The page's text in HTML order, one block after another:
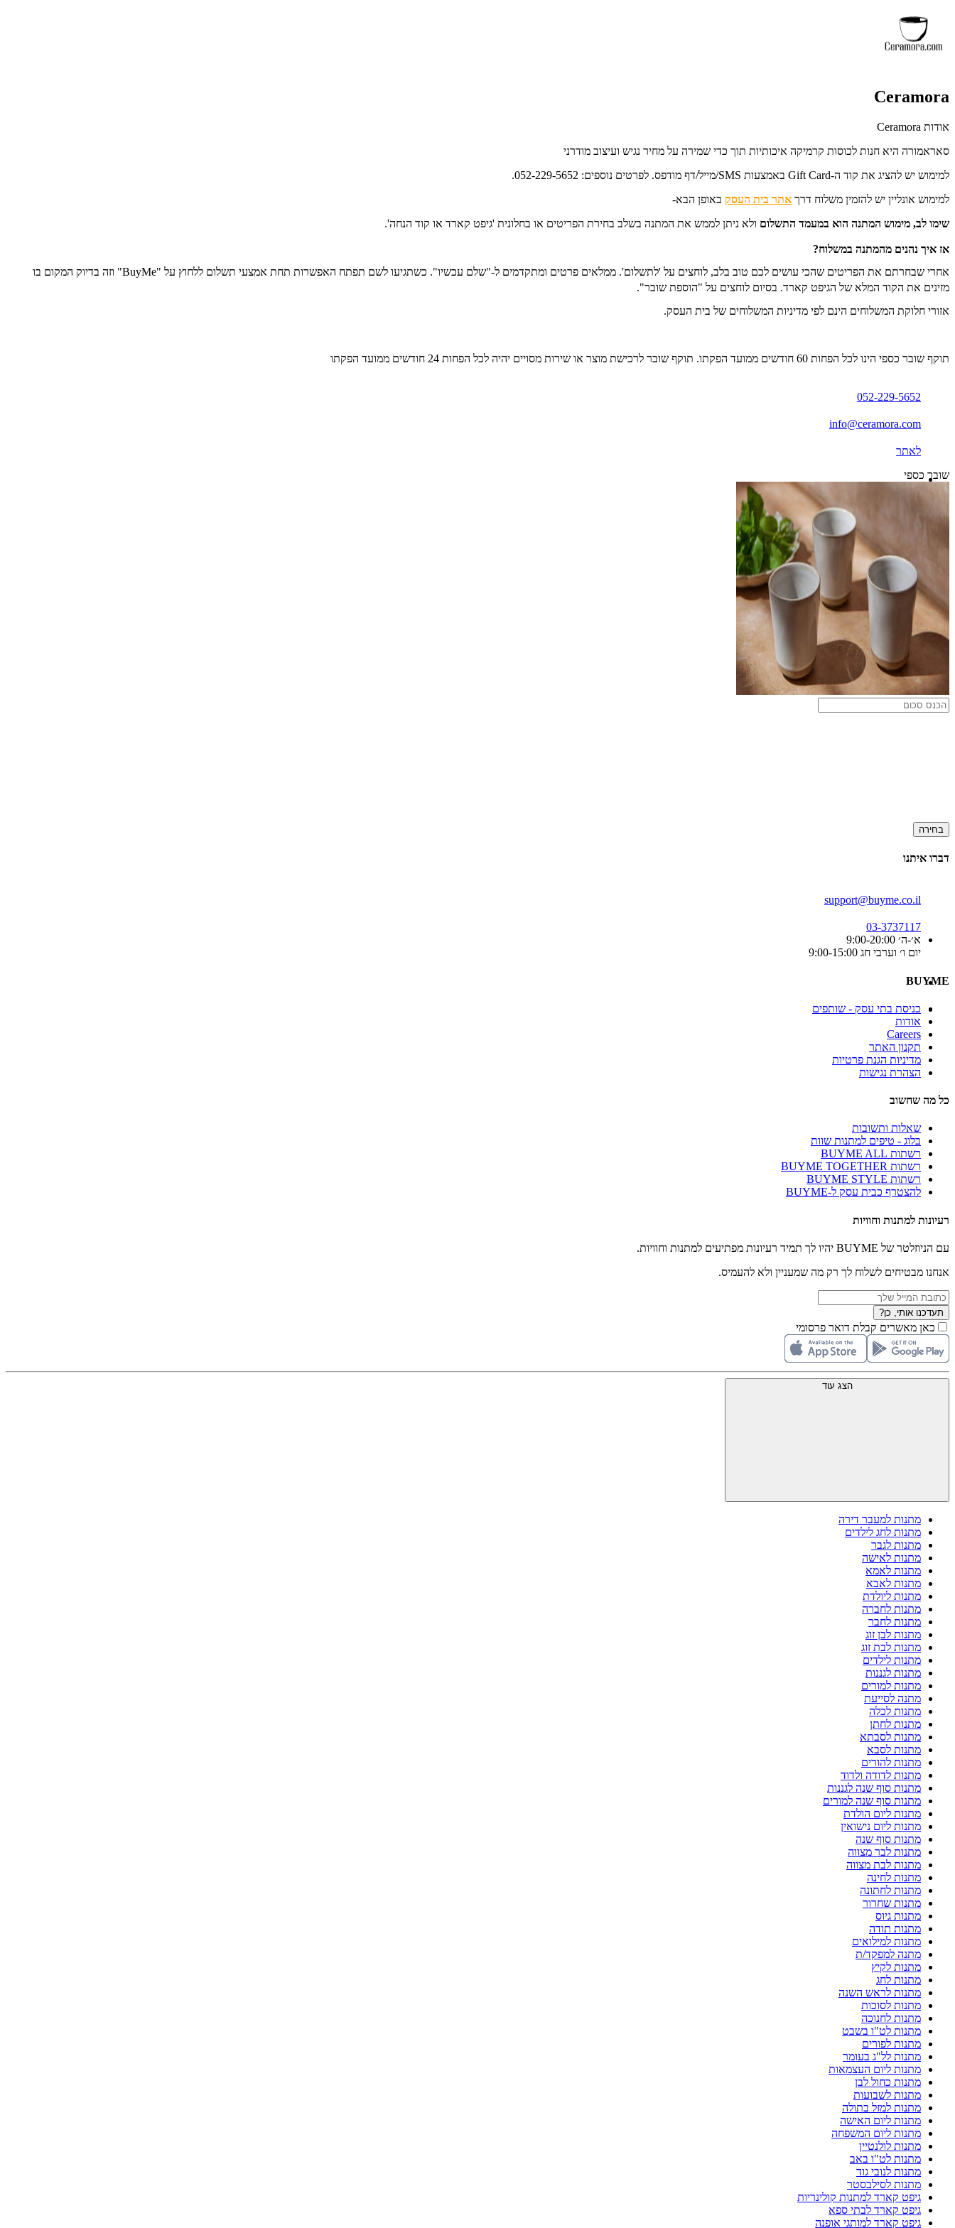
Ceramora
אודות Ceramora
סאראמורה היא חנות לכוסות קרמיקה איכותיות תוך כדי שמירה על מחיר נגיש ועיצוב מודרני
למימוש יש להציג את קוד ה-Gift Card באמצעות SMS/מייל/דף מודפס. לפרטים נוספים: 052-229-5652.
למימוש אונליין יש להזמין משלוח דרך אתר בית העסק באופן הבא-
שימו לב, מימוש המתנה הוא במעמד התשלום ולא ניתן לממש את המתנה בשלב בחירת הפריטים או בחלונית 'גיפט קארד או קוד הנחה'.
אז איך נהנים מהמתנה במשלוח?
אחרי שבחרתם את הפריטים שהכי עושים לכם טוב בלב, לוחצים על 'לתשלום'. ממלאים פרטים ומתקדמים ל-"שלם עכשיו". כשתגיעו לשם תפתח האפשרות תחת אמצעי תשלום ללחוץ על "BuyMe" וזה בדיוק המקום בו
מזינים את הקוד המלא של הגיפט קארד. בסיום לוחצים על "הוספת שובר".
אזורי חלוקת המשלוחים הינם לפי מדיניות המשלוחים של בית העסק.
תוקף שובר כספי הינו לכל הפחות 60 חודשים ממועד הפקתו. תוקף שובר לרכישת מוצר או שירות מסויים יהיה לכל הפחות 24 חודשים ממועד הפקתו
052-229-5652
info@ceramora.com
לאתר
שובר כספי
בחירה
דברו איתנו
support@buyme.co.il
03-3737117
א׳-ה׳ 9:00-20:00
יום ו׳ וערבי חג 9:00-15:00
BUYME
כניסת בתי עסק - שותפים
אודות
Careers
תקנון האתר
מדיניות הגנת פרטיות
הצהרת נגישות
כל מה שחשוב
שאלות ותשובות
בלוג - טיפים למתנות שוות
רשתות BUYME ALL
רשתות BUYME TOGETHER
רשתות BUYME STYLE
להצטרף כבית עסק ל-BUYME
רעיונות למתנות וחוויות
עם הניוזלטר של BUYME יהיו לך תמיד רעיונות מפתיעים למתנות וחוויות.
אנחנו מבטיחים לשלוח לך רק מה שמעניין ולא להעמיס.
תעדכנו אותי, כן?
כאן מאשרים קבלת דואר פרסומי
הצג עוד
מתנות למעבר דירה
מתנות לחג לילדים
מתנות לגבר
מתנות לאישה
מתנות לאמא
מתנות לאבא
מתנות ליולדת
מתנות לחברה
מתנות לחבר
מתנות לבן זוג
מתנות לבת זוג
מתנות לילדים
מתנות לגננות
מתנות למורים
מתנה לסייעת
מתנות לכלה
מתנות לחתן
מתנות לסבתא
מתנות לסבא
מתנות להורים
מתנות לדודה ולדוד
מתנות סוף שנה לגננות
מתנות סוף שנה למורים
מתנות ליום הולדת
מתנות ליום נישואין
מתנות סוף שנה
מתנות לבר מצווה
מתנות לבת מצווה
מתנות לחינה
מתנות לחתונה
מתנות שחרור
מתנות גיוס
מתנות תודה
מתנות למילואים
מתנה למפקד/ת
מתנות לקיץ
מתנות לחג
מתנות לראש השנה
מתנות לסוכות
מתנות לחנוכה
מתנות לט"ו בשבט
מתנות לפורים
מתנות לל"ג בעומר
מתנות ליום העצמאות
מתנות כחול לבן
מתנות לשבועות
מתנות למזל בתולה
מתנות ליום האישה
מתנות ליום המשפחה
מתנות לולנטיין
מתנות לט"ו באב
מתנות לנובי גוד
מתנות לסילבסטר
גיפט קארד למתנות קולינריות
גיפט קארד לבתי ספא
גיפט קארד למותגי אופנה